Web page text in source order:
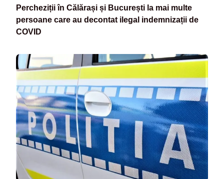
Percheziții în Călărași și București la mai multe
persoane care au decontat ilegal indemnizații de
COVID